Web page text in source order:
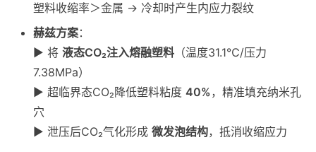
塑料收缩率＞金属 → 冷却时产生内应力裂纹
赫兹方案：
▶ 将液态CO₂注入熔融塑料 （温度31.1℃/压力
7.38MPa）
▶ 超临界态CO₂降低塑料粘度40%，精准填充纳米孔
穴
▶ 泄压后CO₂气化形成微发泡结构，抵消收缩应力